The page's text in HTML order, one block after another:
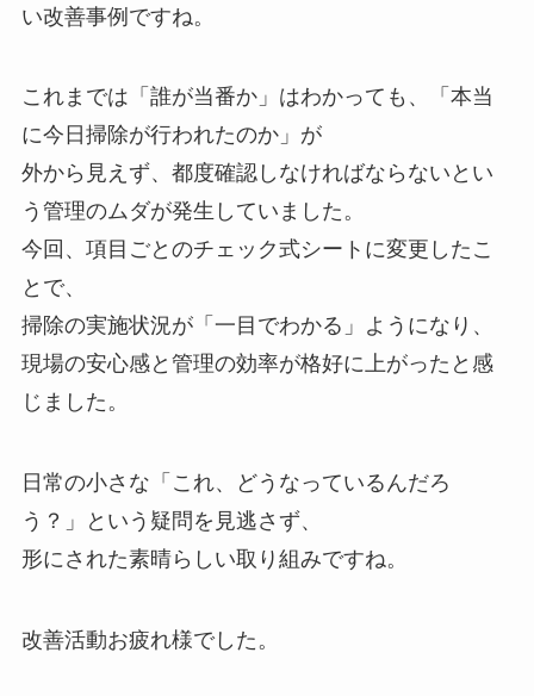
い改善事例ですね。
これまでは「誰が当番か」はわかっても、「本当
に今日掃除が行われたのか」が
外から見えず、都度確認しなければならないとい
う管理のムダが発生していました。
今回、項目ごとのチェック式シートに変更したこ
とで、
掃除の実施状況が「一目でわかる」ようになり、
現場の安心感と管理の効率が格好に上がったと感
じました。
日常の小さな「これ、どうなっているんだろ
う？」という疑問を見逃さず、
形にされた素晴らしい取り組みですね。
改善活動お疲れ様でした。